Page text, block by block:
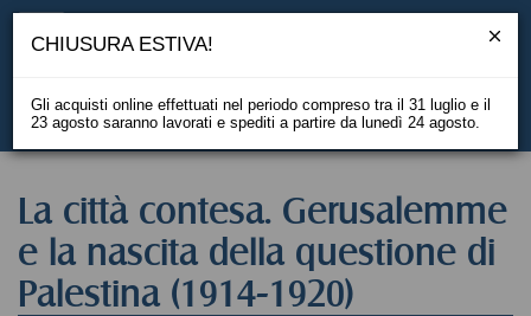
EN
La città contesa. Gerusalemme
e la nascita della questione di
Palestina (1914-1920)
CHIUSURA ESTIVA!
Gli acquisti online effettuati nel periodo compreso tra il 31 luglio e il
23 agosto saranno lavorati e spediti a partire da lunedì 24 agosto.